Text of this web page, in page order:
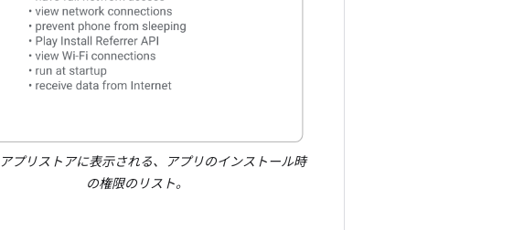
アプリストアに表示される、アプリのインストール時
の権限のリスト。